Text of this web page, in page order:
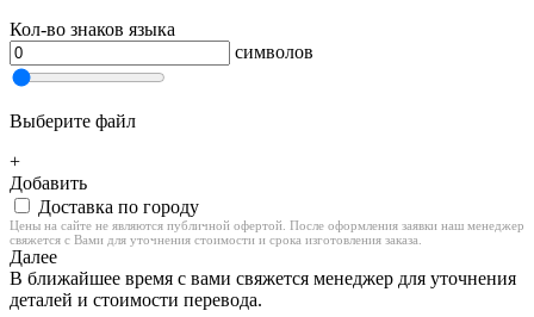
Кол-во знаков языка
символов
Выберите файл
+
Добавить
Доставка по городу
Цены на сайте не являются публичной офертой. После оформления заявки наш менеджер
свяжется с Вами для уточнения стоимости и срока изготовления заказа.
Далее
В ближайшее время с вами свяжется менеджер для уточнения
деталей и стоимости перевода.